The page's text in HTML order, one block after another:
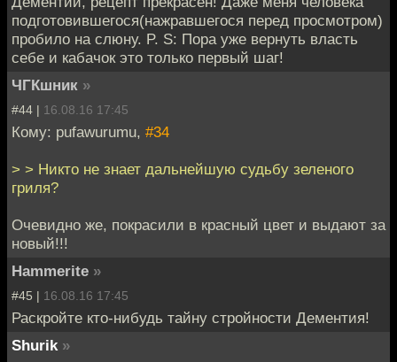
подготовившегося(нажравшегося перед просмотром)
пробило на слюну. P. S: Пора уже вернуть власть
себе и кабачок это только первый шаг!
ЧГКшник »
#44 | 16.08.16 17:45
Кому: pufawurumu, #34
> > Никто не знает дальнейшую судьбу зеленого
гриля?
Очевидно же, покрасили в красный цвет и выдают за
новый!!!
Hammerite »
#45 | 16.08.16 17:45
Раскройте кто-нибудь тайну стройности Дементия!
Shurik »